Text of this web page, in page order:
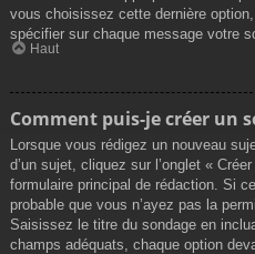
vous choisissez cette dernière
spécifier sur chaque message votre
Haut
Comment puis-je créer un
Lorsque vous rédigez un nouveau
d’un sujet, cliquez sur l’onglet «
formulaire principal de rédaction. Si
probable que vous n’ayez pas la
Saisissez le titre du sondage en
champs adéquats, chaque option